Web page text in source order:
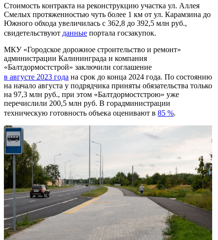
Стоимость контракта на реконструкцию участка ул. Аллея
Смелых протяженностью чуть более 1 км от ул. Карамзина до
Южного обхода увеличилась с 362,8 до 392,5 млн руб.,
свидетельствуют данные портала госзакупок.
МКУ «Городское дорожное строительство и ремонт»
администрации Калининграда и компания
«Балтдормостстрой» заключили соглашение
в августе 2023 года на срок до конца 2024 года. По состоянию
на начало августа у подрядчика приняты обязательства только
на 97,3 млн руб., при этом «Балтдормостстрою» уже
перечислили 200,5 млн руб. В горадминистрации
техническую готовность объека оценивают в 85 %.